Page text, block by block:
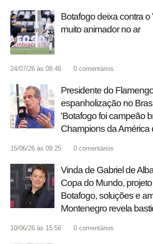
Botafogo deixa contra o
muito animador no ar
24/07/26 às 08:46 0 comentários
Presidente do
espanholização no
'Botafogo foi campeão
Champions da América
15/06/26 às 09:25 0 comentários
Vinda de Gabriel de
Copa do Mundo,
Botafogo, soluções e
Montenegro revela
10/06/26 às 15:56 0 comentários